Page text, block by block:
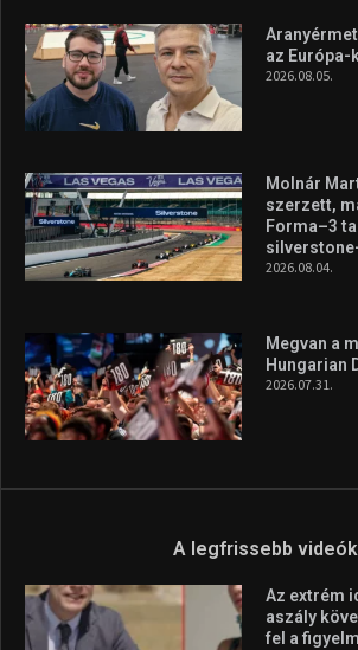
az Európa-
2026.08.05.
Molnár
szerzett,
Forma–3
2026.08.04.
Megvan a
Hungarian
2026.07.31.
A legfrissebb videók
Az extrém
aszály
fel a